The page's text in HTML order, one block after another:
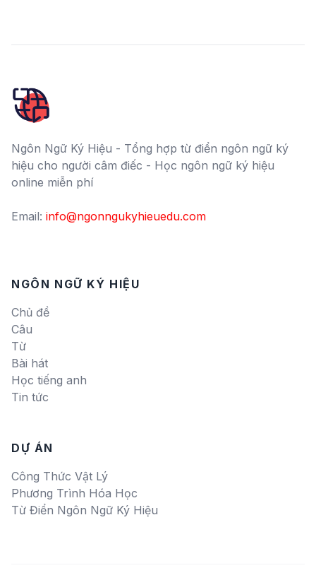
Ngôn Ngữ Ký Hiệu - Tổng hợp từ điển ngôn ngữ ký
hiệu cho người câm điếc - Học ngôn ngữ ký hiệu
online miễn phí
Email: info@ngonngukyhieuedu.com
NGÔN NGỮ KÝ HIỆU
Chủ đề
Câu
Từ
Bài hát
Học tiếng anh
Tin tức
DỰ ÁN
Công Thức Vật Lý
Phương Trình Hóa Học
Từ Điển Ngôn Ngữ Ký Hiệu